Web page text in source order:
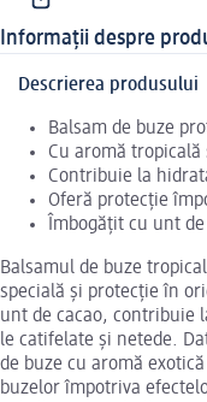
Informații despre
Descrierea produsului
Balsam de buze
Cu aromă
Contribuie la
Oferă protecție
Îmbogățit cu unt
Balsamul de buze
specială și protecție în
unt de cacao, contribuie
le catifelate și netede.
de buze cu aromă
buzelor împotriva